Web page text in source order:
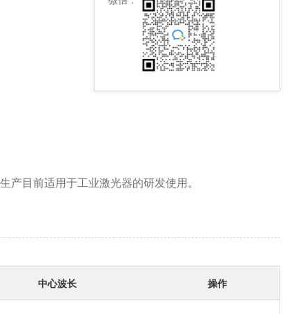
产目前适用于工业激光器的研发使用。
中心波长 操作